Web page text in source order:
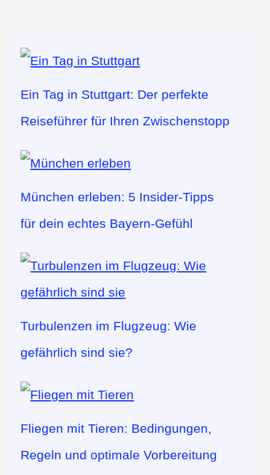
Ein Tag in Stuttgart: Der perfekte
Reiseführer für Ihren Zwischenstopp
München erleben: 5 Insider-Tipps
für dein echtes Bayern-Gefühl
Turbulenzen im Flugzeug: Wie
gefährlich sind sie?
Fliegen mit Tieren: Bedingungen,
Regeln und optimale Vorbereitung